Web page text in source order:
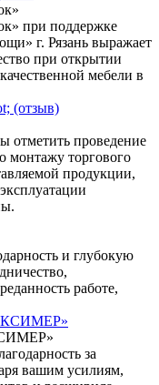
при поддержке
г. Рязань выражает
при открытии
мебели в
отметить проведение
монтажу торгового
продукции,
и глубокую
работе,
за
вашим усилиям,